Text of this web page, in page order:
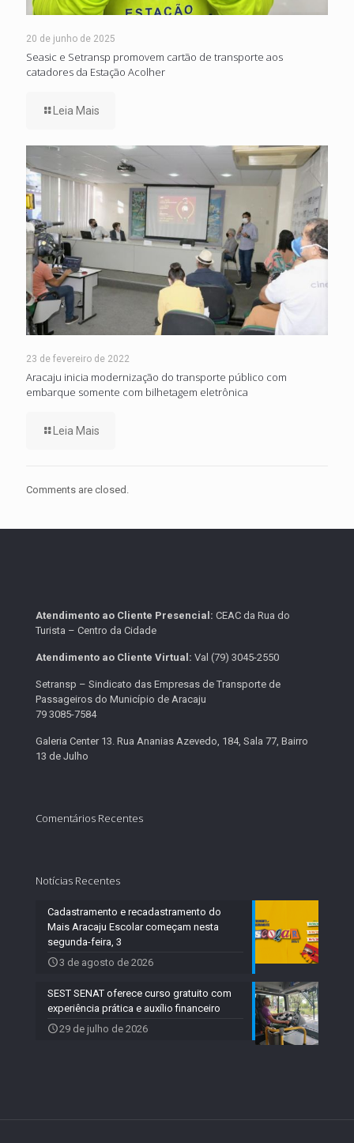
20 de junho de 2025
Seasic e Setransp promovem cartão de transporte aos
catadores da Estação Acolher
Leia Mais
23 de fevereiro de 2022
Aracaju inicia modernização do transporte público com
embarque somente com bilhetagem eletrônica
Leia Mais
Comments are closed.
Atendimento ao Cliente Presencial: CEAC da Rua do
Turista – Centro da Cidade
Atendimento ao Cliente Virtual: Val (79) 3045-2550
Setransp – Sindicato das Empresas de Transporte de
Passageiros do Município de Aracaju
79 3085-7584
Galeria Center 13. Rua Ananias Azevedo, 184, Sala 77, Bairro
13 de Julho
Comentários Recentes
Notícias Recentes
Cadastramento e recadastramento do
Mais Aracaju Escolar começam nesta
segunda-feira, 3
3 de agosto de 2026
SEST SENAT oferece curso gratuito com
experiência prática e auxílio financeiro
29 de julho de 2026